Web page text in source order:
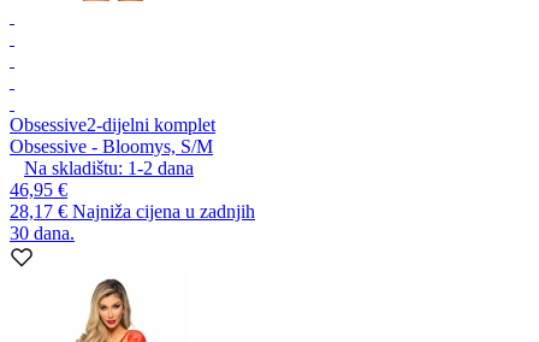
Obsessive2-dijelni komplet
Obsessive - Bloomys, S/M
Na skladištu: 1-2 dana
46,95 €
28,17 € Najniža cijena u zadnjih
30 dana.